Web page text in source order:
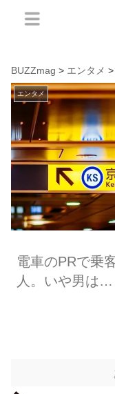
BUZZmag > エンタメ >
エンタメ
電車のPRで乗
人。いや男は…